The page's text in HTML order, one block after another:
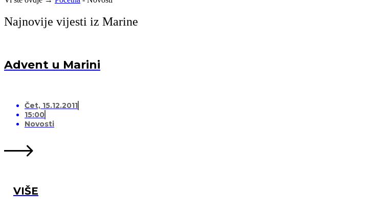
Najnovije vijesti iz Marine
Advent u Marini
Čet, 15.12.2011
15:00
Novosti
VIŠE